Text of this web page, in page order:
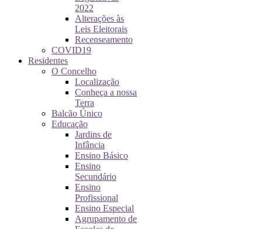
2022
Alterações às
Leis Eleitorais
Recenseamento
COVID19
Residentes
O Concelho
Localização
Conheça a nossa
Terra
Balcão Único
Educação
Jardins de
Infância
Ensino Básico
Ensino
Secundário
Ensino
Profissional
Ensino Especial
Agrupamento de